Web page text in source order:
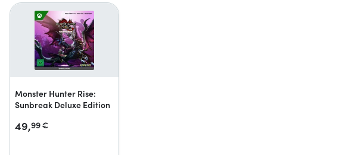
Monster Hunter Rise:
Sunbreak Deluxe Edition
49,99€